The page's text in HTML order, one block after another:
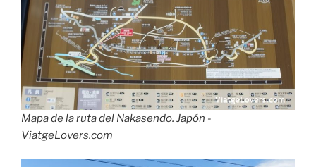
Mapa de la ruta del Nakasendo. Japón -
ViatgeLovers.com